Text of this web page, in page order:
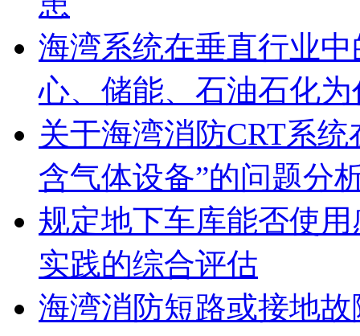
海湾系统在垂直行业
心、储能、石油石化
关于海湾消防CRT系
含气体设备”的问题分
规定地下车库能否使
实践的综合评估
海湾消防短路或接地